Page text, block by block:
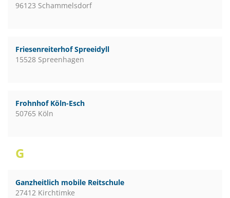
96123 Schammelsdorf
Friesenreiterhof Spreeidyll
15528 Spreenhagen
Frohnhof Köln-Esch
50765 Köln
G
Ganzheitlich mobile Reitschule
27412 Kirchtimke